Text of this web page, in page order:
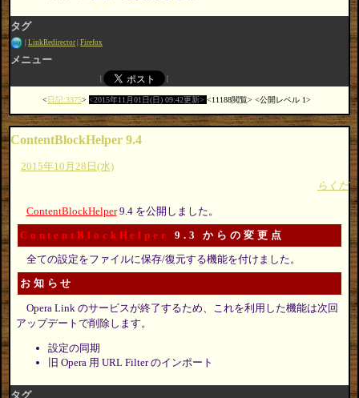
タグ
LinkRedirector Firefox
メニュー
日記:3375 2015年11月01日(日) 09:42更新 11188閲覧 公開レベル 1
ContentBlockHelper 9.4
2015年10月28日(水)
らくだ
ContentBlockHelper9.4 を公開しました。
ContentBlockHelper 9.3 からの変更点
全ての設定をファイルに保存/復元する機能を付けました。
お知らせ
Opera Link のサービスが終了するため、これを利用した機能は次回
アップデートで削除します。
設定の同期
旧 Opera 用 URL Filter のインポート
タグ